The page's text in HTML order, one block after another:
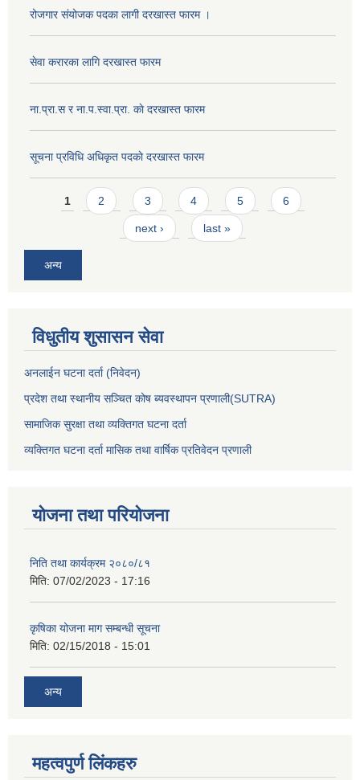
रोजगार संयोजक पदका लागी दरखास्त फारम ।
सेवा करारका लागि दरखास्त फारम
ना‍.प्रा.स र ना.प.स्वा.प्रा. काे दरखास्त फारम
सूचना प्रविधि अधिकृत पदकाे दरखास्त फारम
Pages
1 2 3 4 5 6
next › last »
अन्य
विधुतीय शुसासन सेवा
अनलाईन घटना दर्ता (निवेदन)
प्रदेश तथा स्थानीय सञ्चित कोष ब्यवस्थापन प्रणाली(SUTRA)
सामाजिक सुरक्षा तथा व्यक्तिगत घटना दर्ता
व्यक्तिगत घटना दर्ता मासिक तथा वार्षिक प्रतिवेदन प्रणाली
योजना तथा परियोजना
निति तथा कार्यक्रम २०८०/८१
मिति: 07/02/2023 - 17:16
कृषिका योजना माग सम्बन्धी सूचना
मिति: 02/15/2018 - 15:01
अन्य
महत्वपुर्ण लिंकहरु